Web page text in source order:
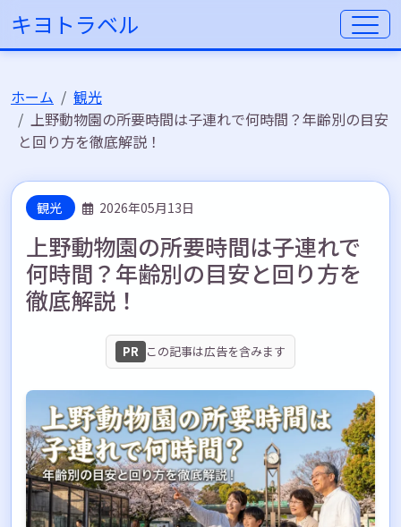
キヨトラベル
ホーム
観光
上野動物園の所要時間は子連れで何時間？年齢別の目安
と回り方を徹底解説！
観光 2026年05月13日
上野動物園の所要時間は子連れで
何時間？年齢別の目安と回り方を
徹底解説！
PR この記事は広告を含みます